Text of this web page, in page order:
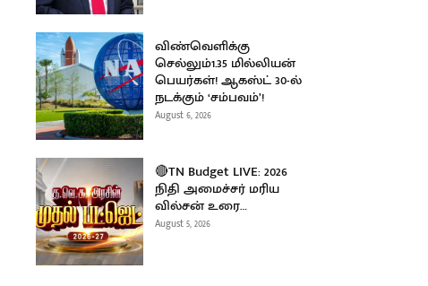
விண்வெளிக்கு
செல்லும்1.35 மில்லியன்
பெயர்கள்! ஆகஸ்ட் 30-ல்
நடக்கும் ‘சம்பவம்’!
August 6, 2026
🔴TN Budget LIVE: 2026
நிதி அமைச்சர் மரிய
வில்சன் உரை…
August 5, 2026